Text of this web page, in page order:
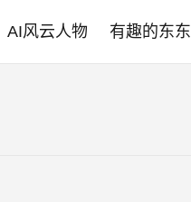
AI风云人物 有趣的东东